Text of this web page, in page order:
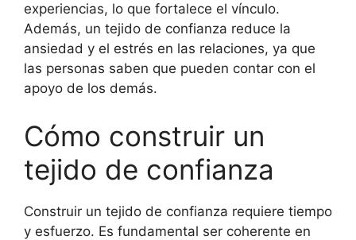
experiencias, lo que fortalece el vínculo.
Además, un tejido de confianza reduce la
ansiedad y el estrés en las relaciones, ya que
las personas saben que pueden contar con el
apoyo de los demás.
Cómo construir un
tejido de confianza
Construir un tejido de confianza requiere tiempo
y esfuerzo. Es fundamental ser coherente en